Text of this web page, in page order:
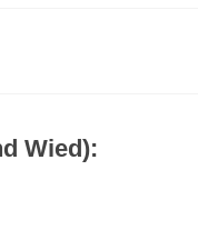
Wied):